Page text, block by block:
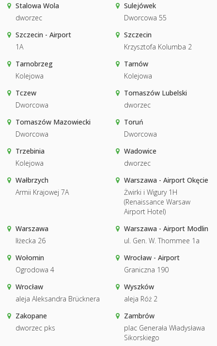
Stalowa Wola
dworzec
Sulejówek
Dworcowa 55
Szczecin - Airport
1A
Szczecin
Krzysztofa Kolumba 2
Tarnobrzeg
Kolejowa
Tarnów
Kolejowa
Tczew
Dworcowa
Tomaszów Lubelski
dworzec
Tomaszów Mazowiecki
Dworcowa
Toruń
Dworcowa
Trzebinia
Kolejowa
Wadowice
dworzec
Wałbrzych
Armii Krajowej 7A
Warszawa - Airport Okęcie
Żwirki i Wigury 1H
(Renaissance Warsaw
Airport Hotel)
Warszawa
Iłżecka 26
Warszawa - Airport Modlin
ul. Gen. W. Thommee 1a
Wołomin
Ogrodowa 4
Wrocław - Airport
Graniczna 190
Wrocław
aleja Aleksandra Brücknera
Wyszków
aleja Róż 2
Zakopane
dworzec pks
Zambrów
plac Generała Władysława
Sikorskiego